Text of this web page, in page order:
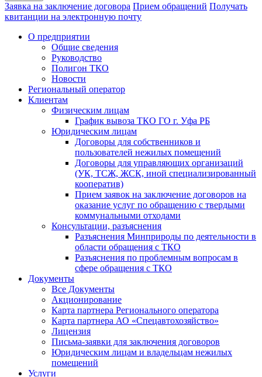
Заявка на заключение договора Прием обращений Получать
квитанции на электронную почту
О предприятии
Общие сведения
Руководство
Полигон ТКО
Новости
Региональный оператор
Клиентам
Физическим лицам
График вывоза ТКО ГО г. Уфа РБ
Юридическим лицам
Договоры для собственников и
пользователей нежилых помещений
Договоры для управляющих организаций
(УК, ТСЖ, ЖСК, иной специализированный
кооператив)
Прием заявок на заключение договоров на
оказание услуг по обращению с твердыми
коммунальными отходами
Консультации, разъяснения
Разъяснения Минприроды по деятельности в
области обращения с ТКО
Разъяснения по проблемным вопросам в
сфере обращения с ТКО
Документы
Все Документы
Акционирование
Карта партнера Регионального оператора
Карта партнера АО «Спецавтохозяйство»
Лицензия
Письма-заявки для заключения договоров
Юридическим лицам и владельцам нежилых
помещений
Услуги